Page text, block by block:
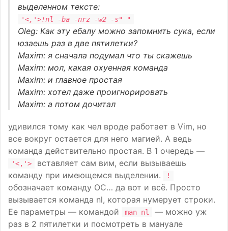
выделенном тексте:
'<,'>!nl -ba -nrz -w2 -s" "
Oleg: Как эту ебалу можно запомнить сука, если
юзаешь раз в две пятилетки?
Maxim: я сначала подумал что ты скажешь
Maxim: мол, какая охуенная команда
Maxim: и главное простая
Maxim: хотел даже проигнорировать
Maxim: а потом дочитал
удивился тому как чел вроде работает в Vim, но
все вокруг остается для него магией. А ведь
команда действительно простая. В 1 очередь —
'<,'>
вставляет сам вим, если вызываешь
команду при имеющемся выделении.
!
обозначает команду ОС… да вот и всё. Просто
вызывается команда nl, которая нумерует строки.
Ее параметры — командой
man nl
— можно уж
раз в 2 пятилетки и посмотреть в мануале